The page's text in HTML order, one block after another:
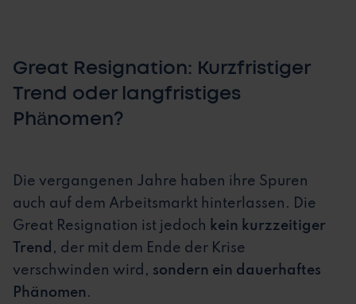
Great Resignation: Kurzfristiger
Trend oder langfristiges
Phänomen?
Die vergangenen Jahre haben ihre Spuren
auch auf dem Arbeitsmarkt hinterlassen. Die
Great Resignation ist jedoch kein kurzzeitiger
Trend , der mit dem Ende der Krise
verschwinden wird, sondern ein dauerhaftes
Phänomen.